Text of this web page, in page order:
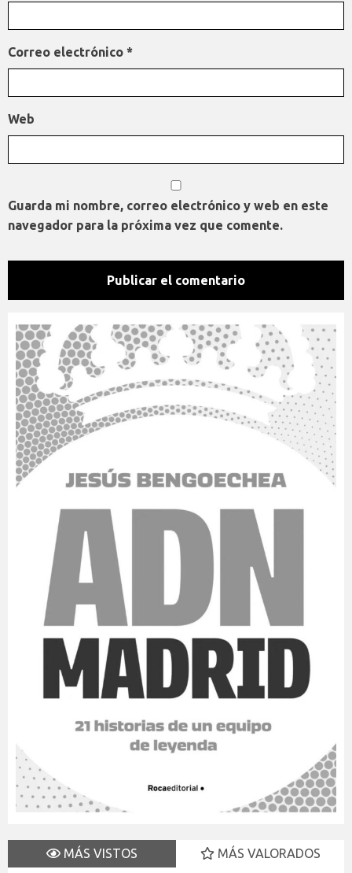
Correo electrónico *
Web
Guarda mi nombre, correo electrónico y web en este
navegador para la próxima vez que comente.
MÁS VISTOS
MÁS VALORADOS